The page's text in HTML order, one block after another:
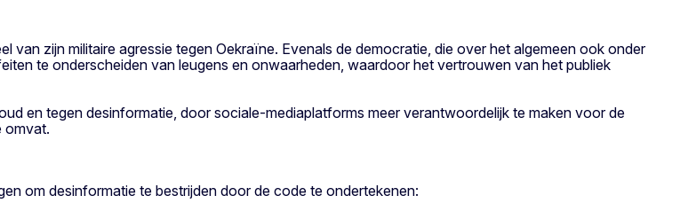
zijn militaire agressie tegen Oekraïne. Evenals de democratie, die over het algemeen ook onder
te onderscheiden van leugens en onwaarheden, waardoor het vertrouwen van het publiek
en tegen desinformatie, door sociale-mediaplatforms meer verantwoordelijk te maken voor de
omvat.
om desinformatie te bestrijden door de code te ondertekenen: